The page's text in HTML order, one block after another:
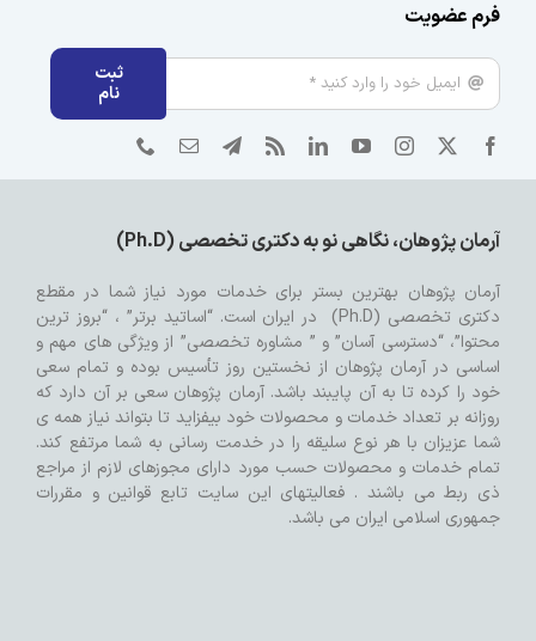
فرم عضویت
ثبت
نام
آرمان پژوهان، نگاهی نو به دکتری تخصصی (Ph.D)
آرمان پژوهان بهترین بستر برای خدمات مورد نیاز شما در مقطع
دکتری تخصصی (Ph.D) در ایران است. “اساتید برتر” ، “بروز ترین
محتوا”، “دسترسی آسان” و ” مشاوره تخصصی” از ویژگی های مهم و
اساسی در آرمان پژوهان از نخستین روز تأسیس بوده و تمام سعی
خود را کرده تا به آن پایبند باشد. آرمان پژوهان سعی بر آن دارد که
روزانه بر تعداد خدمات و محصولات خود بیفزاید تا بتواند نیاز همه ی
شما عزیزان با هر نوع سلیقه را در خدمت رسانی به شما مرتفع کند.
تمام خدمات و محصولات حسب مورد دارای مجوزهای لازم از مراجع
ذی ربط می باشند . فعالیتهای این سایت تابع قوانین و مقررات
جمهوری اسلامی ایران می باشد.